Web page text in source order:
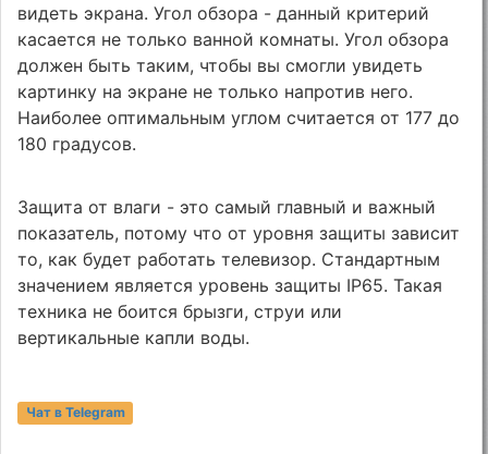
видеть экрана. Угол обзора - данный критерий
касается не только ванной комнаты. Угол обзора
должен быть таким, чтобы вы смогли увидеть
картинку на экране не только напротив него.
Наиболее оптимальным углом считается от 177 до
180 градусов.
Защита от влаги - это самый главный и важный
показатель, потому что от уровня защиты зависит
то, как будет работать телевизор. Стандартным
значением является уровень защиты IP65. Такая
техника не боится брызги, струи или
вертикальные капли воды.
Чат в Telegram